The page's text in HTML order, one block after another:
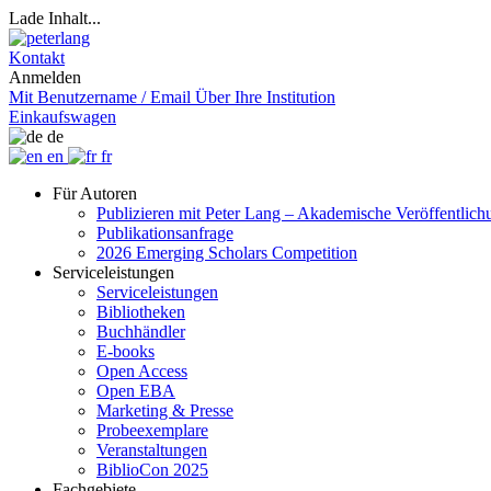
Lade Inhalt...
Kontakt
Anmelden
Mit Benutzername / Email Über Ihre Institution
Einkaufswagen
de
en
fr
Für Autoren
Publizieren mit Peter Lang – Akademische
Publikationsanfrage
2026 Emerging Scholars Competition
Serviceleistungen
Serviceleistungen
Bibliotheken
Buchhändler
E-books
Open Access
Open EBA
Marketing & Presse
Probeexemplare
Veranstaltungen
BiblioCon 2025